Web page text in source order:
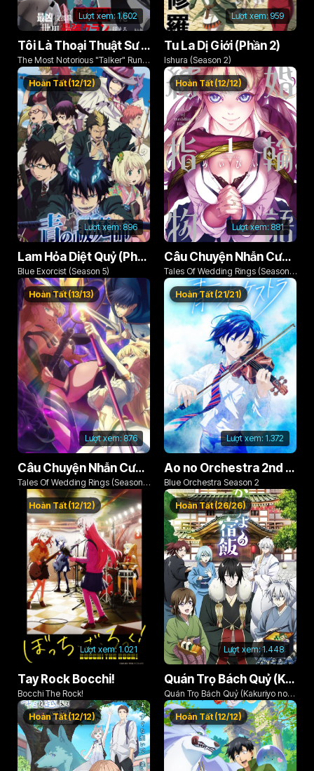
Lượt xem:1.602
Tôi Là Thoại Thuật Sư Hỗ Trợ Cực Ác Dẫn Dắt Gia Tộc Mạnh Nhất Thế Giới
The Most Notorious "Talker" Runs
the World's Greatest Clan
Lượt xem: 959
Tu La Dị Giới (Phần 2)
Ishura (Season 2)
Lượt xem:896
Hoàn Tất (12/12)
Lam Hỏa Diệt Quỷ (Phần 5)
Blue Exorcist (Season 5)
Lượt xem: 881
Hoàn Tất (12/12)
Câu Chuyện Nhẫn Cưới (Phần 1)
Tales Of Wedding Rings (Season
1)
Lượt xem: 876
Hoàn Tất (13/13)
Câu Chuyện Nhẫn Cưới (Phần 2)
Tales Of Wedding Rings (Season
Lượt xem: 1.372
Hoàn Tất (21/21)
Ao no Orchestra 2nd Season
Blue Orchestra Season 2
Lượt xem: 1.021
Hoàn Tất (12/12)
Tay Rock Bocchi!
Bocchi The Rock!
Lượt xem:1.448
Hoàn Tất (26/26)
Quán Trọ Bách Quỷ (Kakuriyo no Yadomeshi) (Phần 1)
Quán Trọ Bách Quỷ (Kakuriyo no
Yadomeshi) (Phần 1)
Hoàn Tất (12/12)
Hoàn Tất (12/12)